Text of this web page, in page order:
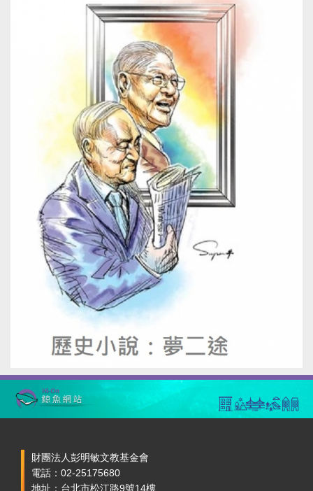
財團法人彭明敏文教基金會
電話：02-25175680
地址：台北市松江路9號14樓